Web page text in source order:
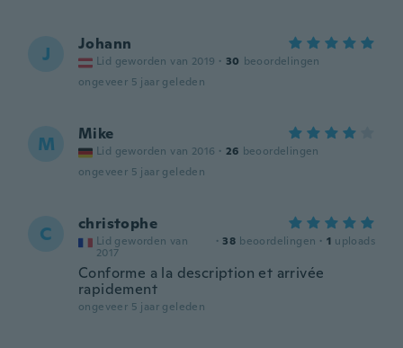
J Johann
Lid geworden van 2019 · 30 beoordelingen
ongeveer 5 jaar geleden
M Mike
Lid geworden van 2016 · 26 beoordelingen
ongeveer 5 jaar geleden
C christophe
Lid geworden van
2017
· 38 beoordelingen · 1 uploads
Conforme a la description et arrivée
rapidement
ongeveer 5 jaar geleden